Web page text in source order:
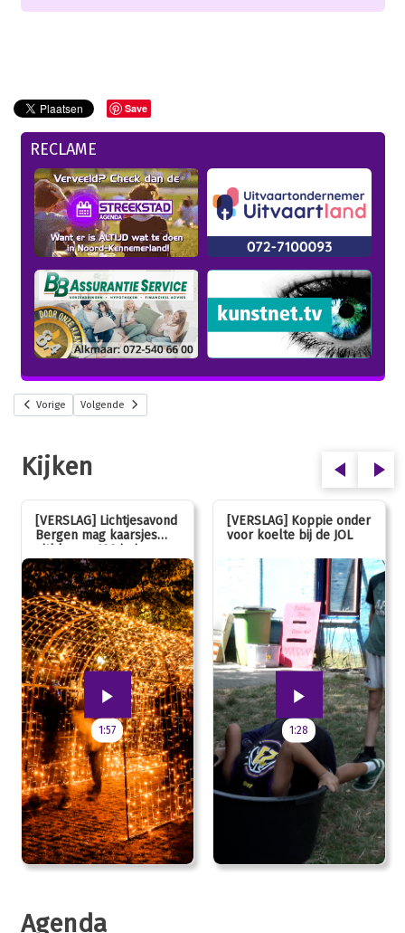
Save
RECLAME
Vorige Volgende
Kijken
[VERSLAG] Lichtjesavond
Bergen mag kaarsjes
uitblazen: 100 jarig
jubileum!
1:57
[VERSLAG] Koppie onder
voor koelte bij de JOL
1:28
Agenda